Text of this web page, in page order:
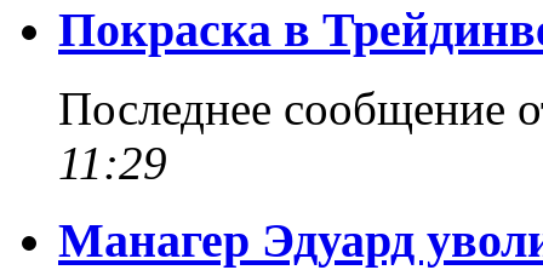
Покраска в
Последнее сообщение
11:29
Манагер Эдуард